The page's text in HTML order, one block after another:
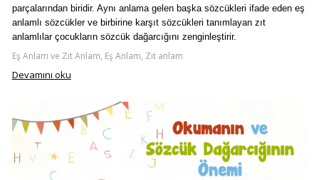
parçalarından biridir. Aynı anlama gelen başka sözcükleri ifade eden eş
anlamlı sözcükler ve birbirine karşıt sözcükleri tanımlayan zıt
anlamlılar çocukların sözcük dağarcığını zenginleştirir.
Eş Anlam ve Zıt Anlam, Eş Anlam, Zıt anlam
Devamını oku